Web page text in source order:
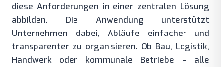
diese Anforderungen in einer zentralen Lösung
abbilden. Die Anwendung unterstützt
Unternehmen dabei, Abläufe einfacher und
transparenter zu organisieren. Ob Bau, Logistik,
Handwerk oder kommunale Betriebe – alle